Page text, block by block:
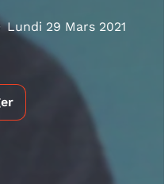
Lundi 29 Mars 2021